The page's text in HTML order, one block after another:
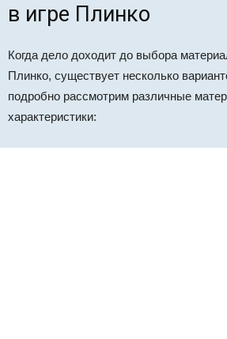
в игре Плинко
Когда дело доходит до выбора
Плинко, существует несколько
подробно рассмотрим различные
характеристики: